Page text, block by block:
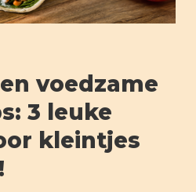
voedzame
3 leuke
kleintjes